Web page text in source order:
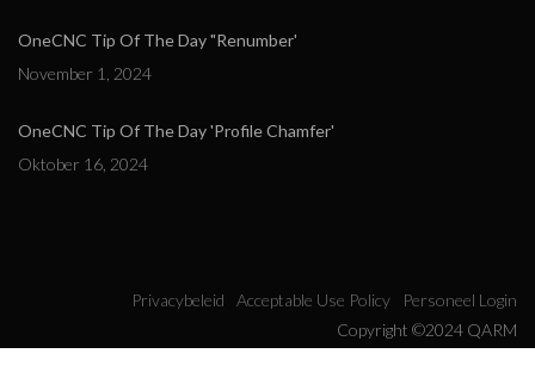
OneCNC Tip Of The Day "Renumber'
November 1, 2024
OneCNC Tip Of The Day 'Profile Chamfer'
Oktober 16, 2024
Privacybeleid Acceptable Use Policy
Personeel Login
Copyright ©2024 QARM